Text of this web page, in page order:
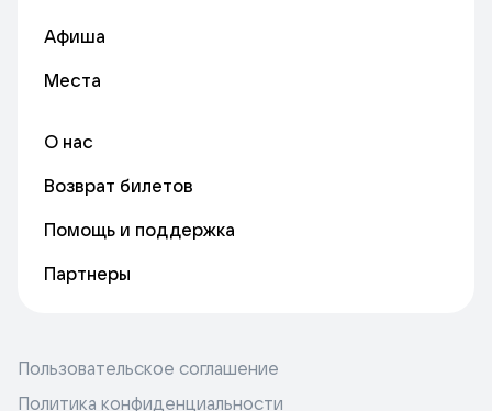
Афиша
Места
О нас
Возврат билетов
Помощь и поддержка
Партнеры
Пользовательское соглашение
Политика конфиденциальности